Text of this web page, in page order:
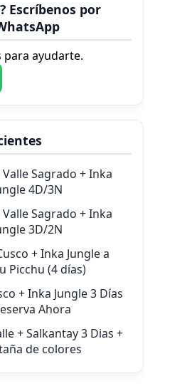
Escríbenos por
para ayudarte.
Valle Sagrado + Inka
4D/3N
Valle Sagrado + Inka
3D/2N
+ Inka Jungle a
Picchu (4 días)
+ Inka Jungle 3 Días
Ahora
+ Salkantay 3 Dias +
de colores